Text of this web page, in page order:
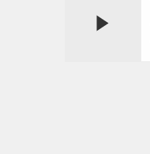
Transcript
transcription